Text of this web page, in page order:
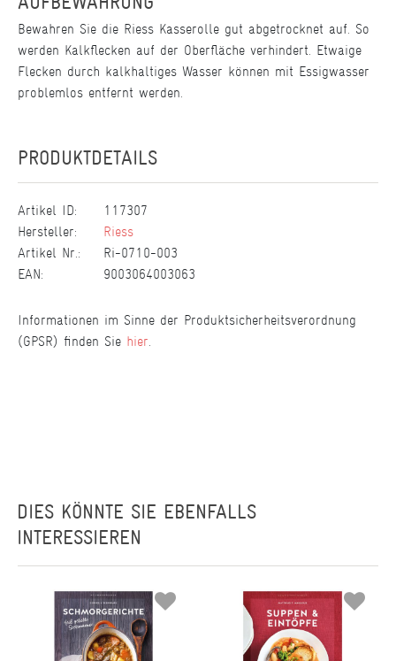
Bewahren Sie die Riess Kasserolle gut abgetrocknet auf. So
werden Kalkflecken auf der Oberfläche verhindert. Etwaige
Flecken durch kalkhaltiges Wasser können mit Essigwasser
problemlos entfernt werden.
PRODUKTDETAILS
Artikel ID:
117307
Hersteller:
Riess
Artikel Nr.:
Ri-0710-003
EAN:
9003064003063
Informationen im Sinne der Produktsicherheitsverordnung
(GPSR) finden Sie hier
DIES KÖNNTE SIE EBENFALLS
INTERESSIEREN